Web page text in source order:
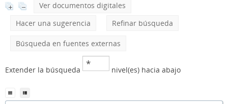
Ver documentos digitales
Hacer una sugerencia
Refinar búsqueda
Búsqueda en fuentes externas
Extender la búsqueda nivel(es) hacia abajo